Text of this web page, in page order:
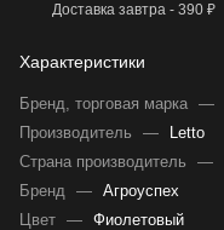
Доставка завтра - 390 ₽
Характеристики
Бренд, торговая марка —
Производитель
—
Letto
Страна производитель
—
Бренд — Агроуспех
Цвет — Фиолетовый